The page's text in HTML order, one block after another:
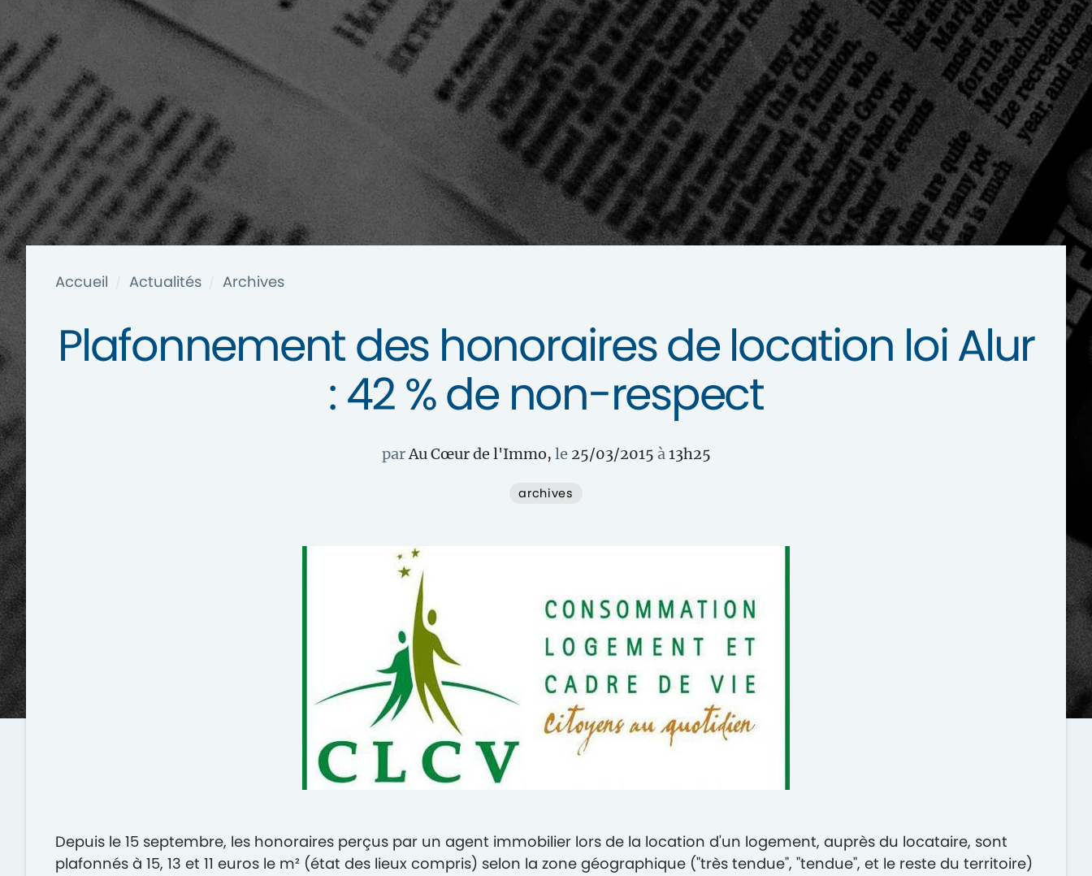
Accueil Actualités Archives
Plafonnement des honoraires de location loi Alur
: 42 % de non-respect
parAu Cœur de l'Immo, le 25/03/2015 à13h25
archives
Depuis le 15 septembre, les honoraires perçus par un agent immobilier lors de la location d'un logement, auprès du locataire, sont
plafonnés à 15, 13 et 11 euros le m² (état des lieux compris) selon la zone géographique ("très tendue", "tendue", et le reste du territoire)